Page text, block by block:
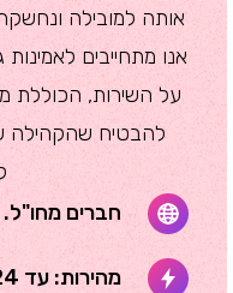
אותה למובילה
על השירות, הכוללת
להבטיח שהקהילה
חברים מחו"ל.
מהירות: עד 24 שעות.